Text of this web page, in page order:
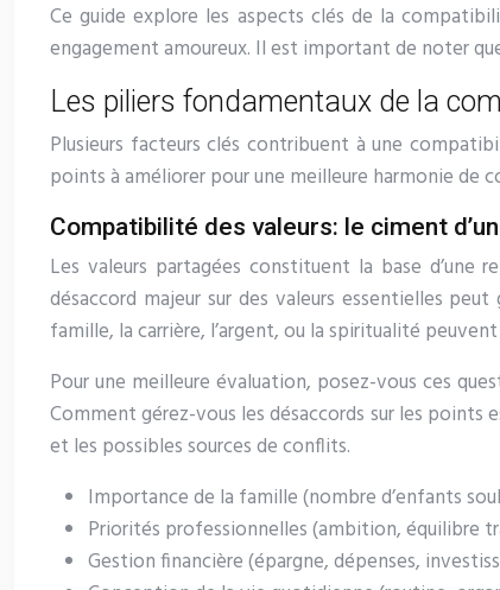
Ce guide explore les aspects clés de la
engagement amoureux. Il est important de noter
Les piliers fondamentaux de la
Plusieurs facteurs clés contribuent à une
points à améliorer pour une meilleure harmonie de
Compatibilité des valeurs: le ciment
Les valeurs partagées constituent la base
désaccord majeur sur des valeurs essentielles
famille, la carrière, l’argent, ou la spiritualité
Pour une meilleure évaluation, posez-vous ces
Comment gérez-vous les désaccords sur les
et les possibles sources de conflits.
Importance de la famille (nombre d’enfants
Priorités professionnelles (ambition, équilibre
Gestion financière (épargne, dépenses,